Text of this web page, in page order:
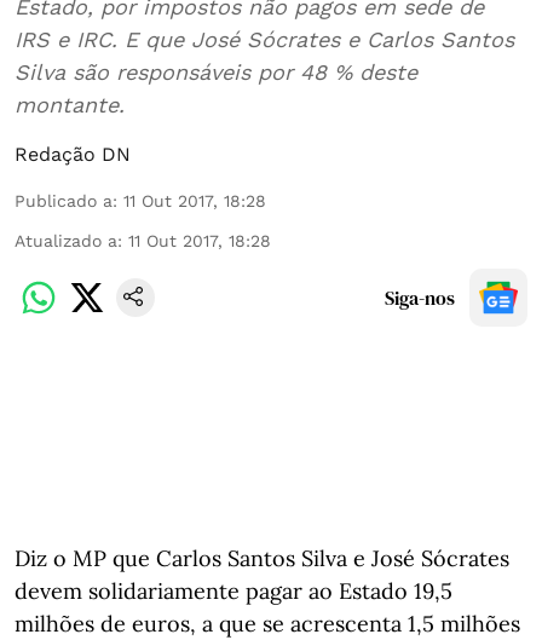
Estado, por impostos não pagos em sede de
IRS e IRC. E que José Sócrates e Carlos Santos
Silva são responsáveis por 48 % deste
montante.
Redação DN
Publicado a: 11 Out 2017, 18:28
Atualizado a: 11 Out 2017, 18:28
Siga-nos
Diz o MP que Carlos Santos Silva e José Sócrates
devem solidariamente pagar ao Estado 19,5
milhões de euros, a que se acrescenta 1,5 milhões